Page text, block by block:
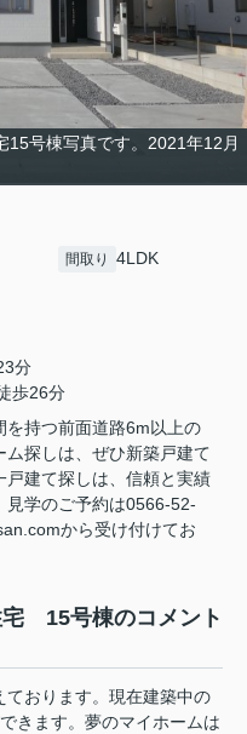
15号棟写真です。2021年12月
間取り 4LDK
分
歩26分
を持つ前面道路6m以上の
探しは、ぜひ新築戸建て
戸建て探しは、信頼と実績
見学のご予約は0566-52-
から受け付けてお
宅 15号棟のコメント
おります。現在建築中の
きます。夢のマイホームは